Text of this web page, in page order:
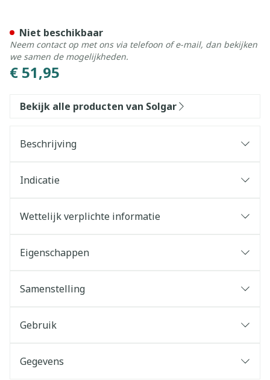
€ 51,95
Niet beschikbaar
Neem contact op met ons via telefoon of e-mail, dan bekijken
we samen de mogelijkheden.
Bekijk alle producten van Solgar
Beschrijving
Indicatie
Wettelijk verplichte informatie
Eigenschappen
Samenstelling
Gebruik
Gegevens